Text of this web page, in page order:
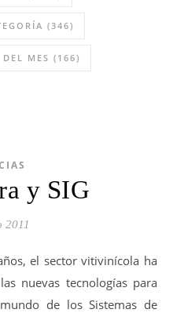
(346)
MES (166)
y SIG
2011
el sector vitivinícola ha
nuevas tecnologías para
de los Sistemas de